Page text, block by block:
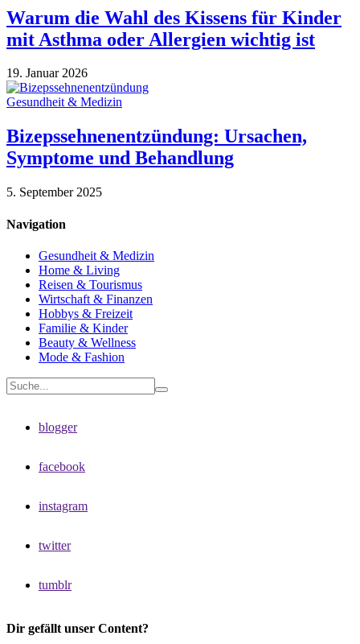
Warum die Wahl des Kissens für Kinder
mit Asthma oder Allergien wichtig ist
19. Januar 2026
Gesundheit & Medizin
Bizepssehnenentzündung: Ursachen,
Symptome und Behandlung
5. September 2025
Navigation
Gesundheit & Medizin
Home & Living
Reisen & Tourismus
Wirtschaft & Finanzen
Hobbys & Freizeit
Familie & Kinder
Beauty & Wellness
Mode & Fashion
blogger
facebook
instagram
twitter
tumblr
Dir gefällt unser Content?